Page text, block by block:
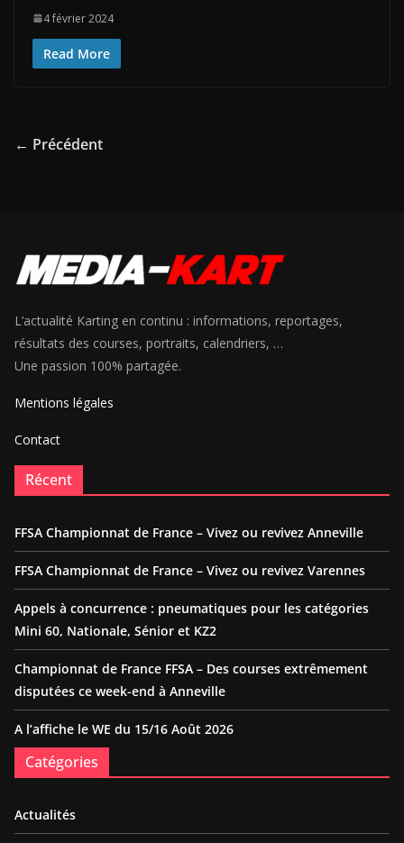
4 février 2024
Read More
← Précédent
L’actualité Karting en continu : informations, reportages,
résultats des courses, portraits, calendriers, …
Une passion 100% partagée.
Mentions légales
Contact
Récent
FFSA Championnat de France – Vivez ou revivez Anneville
FFSA Championnat de France – Vivez ou revivez Varennes
Appels à concurrence : pneumatiques pour les catégories
Mini 60, Nationale, Sénior et KZ2
Championnat de France FFSA – Des courses extrêmement
disputées ce week-end à Anneville
A l’affiche le WE du 15/16 Août 2026
Catégories
Actualités